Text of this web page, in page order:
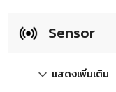
Sensor
แสดงเพิ่มเติม